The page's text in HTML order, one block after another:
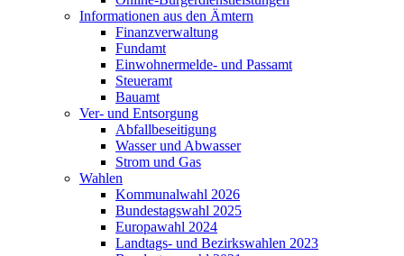
Informationen aus den Ämtern
Finanzverwaltung
Fundamt
Einwohnermelde- und Passamt
Steueramt
Bauamt
Ver- und Entsorgung
Abfallbeseitigung
Wasser und Abwasser
Strom und Gas
Wahlen
Kommunalwahl 2026
Bundestagswahl 2025
Europawahl 2024
Landtags- und Bezirkswahlen 2023